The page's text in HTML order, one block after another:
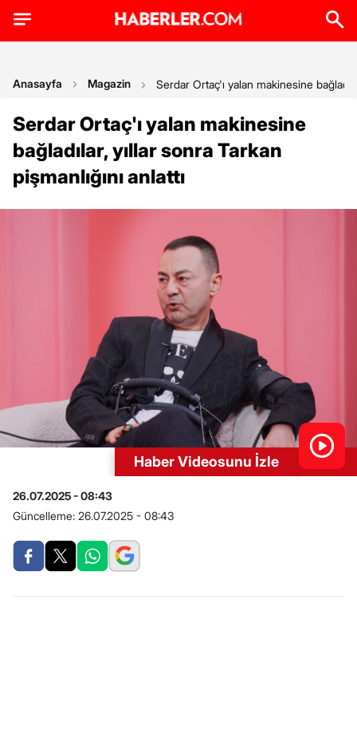
Anasayfa Magazin Serdar Ortaç'ı yalan makinesine
Serdar Ortaç'ı yalan makinesine
bağladılar, yıllar sonra Tarkan
pişmanlığını anlattı
Haber Videosunu İzle
26.07.2025 - 08:43
Güncelleme: 26.07.2025 - 08:43